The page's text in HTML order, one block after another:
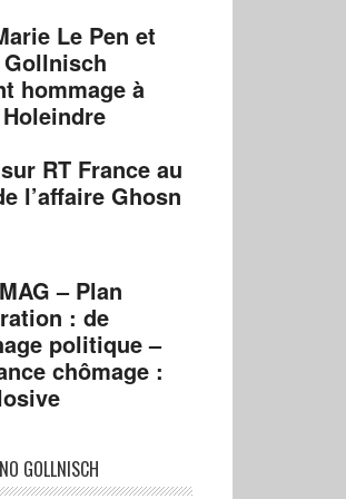
Le Pen et
hommage à
RT France au
l’affaire Ghosn
– Plan
: de
politique –
chômage :
GOLLNISCH